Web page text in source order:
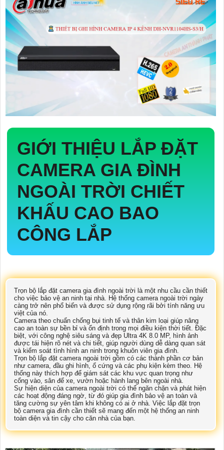
GIỚI THIỆU LẮP ĐẶT
CAMERA GIA ĐÌNH
NGOÀI TRỜI CHIẾT
KHẤU CAO BAO
CÔNG LẮP
Trọn bộ lắp đặt camera gia đình ngoài trời là một nhu cầu cần thiết
cho việc bảo vệ an ninh tại nhà. Hệ thống camera ngoài trời ngày
càng trở nên phổ biến và được sử dụng rộng rãi bởi tính năng ưu
việt của nó.
Camera theo chuẩn chống bụi tinh tế và thân kim loại giúp nâng
cao an toàn sự bền bỉ và ổn định trong mọi điều kiện thời tiết. Đặc
biệt, với công nghệ siêu sáng và đẹp Ultra 4K 8.0 MP, hình ảnh
được tái hiện rõ nét và chi tiết, giúp người dùng dễ dàng quan sát
và kiểm soát tình hình an ninh trong khuôn viên gia đình.
Trọn bộ lắp đặt camera ngoài trời gồm có các thành phần cơ bản
như camera, đầu ghi hình, ổ cứng và các phụ kiện kèm theo. Hệ
thống này thích hợp để giám sát các khu vực quan trọng như
cổng vào, sân để xe, vườn hoặc hành lang bên ngoài nhà.
Sự hiện diện của camera ngoài trời có thể ngăn chặn và phát hiện
các hoạt động đáng ngờ, từ đó giúp gia đình bảo vệ an toàn và
tăng cường sự yên tâm khi không có ai ở nhà. Việc lắp đặt trọn
bộ camera gia đình cần thiết sẽ mang đến một hệ thống an ninh
toàn diện và tin cậy cho căn nhà của bạn.